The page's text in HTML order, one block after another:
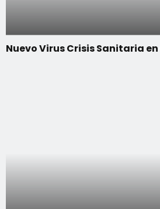
Nuevo Virus Crisis Sanitaria